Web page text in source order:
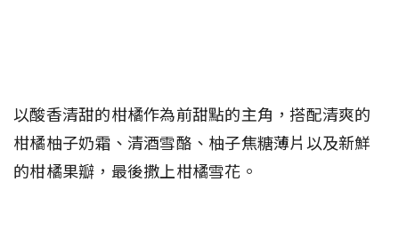
以酸香清甜的柑橘作為前甜點的主角，搭配清爽的
柑橘柚子奶霜、清酒雪酪、柚子焦糖薄片以及新鮮
的柑橘果瓣，最後撒上柑橘雪花。